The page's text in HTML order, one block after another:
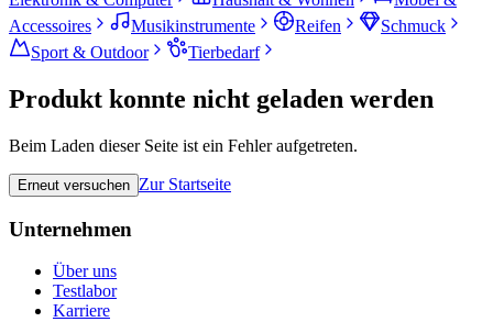
Accessoires
Musikinstrumente Reifen
Schmuck
Sport & Outdoor
Tierbedarf
Produkt konnte nicht geladen werden
Beim Laden dieser Seite ist ein Fehler aufgetreten.
Erneut versuchen Zur Startseite
Unternehmen
Über uns
Testlabor
Karriere